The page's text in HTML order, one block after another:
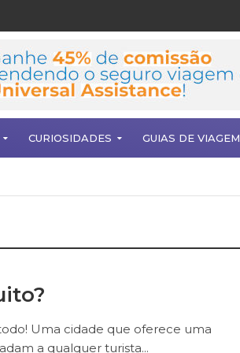
CURIOSIDADES GUIAS DE VIAGEM
Uma cidade que oferece uma
a qualquer turista...